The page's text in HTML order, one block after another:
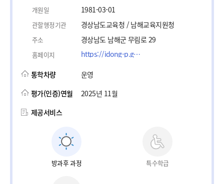
개원일 1981-03-01
관할행정기관 경상남도교육청 / 남해교육지원청
주소 경상남도 남해군 무림로 29
홈페이지 https://idong-p.gne.go.kr/
통학차량
운영
평가(인증)연월
2025년 11월
제공서비스
방과후 과정 특수학급